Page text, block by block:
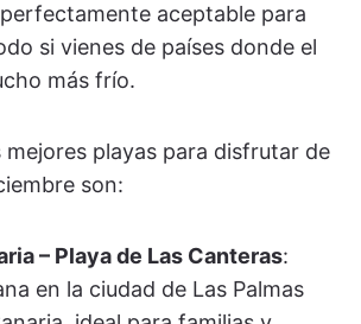
aceptable para
si vienes de países donde el
más frío.
mejores playas para disfrutar de
son:
– Playa de Las Canteras:
en la ciudad de Las Palmas